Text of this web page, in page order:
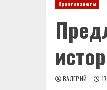
Криптовалюты
ВАЛЕРИЙ